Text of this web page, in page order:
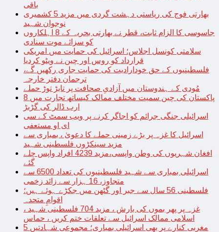
باقی
بھارتی فوج کی ریاستی دہشت گردی میں مزید 5 کشمیری
نوجوان شہید
جاسوسی کا الزام ثابت، قطر نے بھارتی بحریہ کے 8 اہلکاروں
کو سزائے موت سنادی
سلامتی کونسل اجلاس؛ اسرائیل کی حمایت میں امریکی
قرارداد کو روس اور چین نے ویٹو کردیا
فلسطینیوں کے حق خودارادیت کی حمایت جاری رکھیں گے،
ترجمان دفتر خارجہ
مُودی کے ہندوستان میں آزادیِ صحافت پر تابڑ توڑ حملے
پاکستان کی چین سمیت مختلف ممالک کیساتھ تجارت میں 8
ارب ڈالر کی گڑبڑ
اسرائیلی جنگی جرائم کو اجاگر کرنے پر ویب سمٹ کے سی
ای او مستعفی
اسرائیل کا غزہ پر بڑے زمینی حملے کا دعویٰ ، بمباری سے
مزید سینکڑوں فلسطینی شہید
افغان شہریوں کی وطن واپسی،مزید 4239 افراد واپس چلے
گئے
اسرائیلی بمباری سے شہید فلسطینیوں کی تعداد 6500 سے
متجاوز، 16 ہزار سے زائد زخمی
فلسطینی 56 سال سے جبر اور گٹھن میں جکڑے ہوئے ہیں؛
اقوامِ متحدہ
غزہ پر پھر بموں کی بارش ، مزید 704 فلسطینی شہید ،
اسلامی ممالک اسرائیل سے تعلقات ختم کریں ، حماس
مغربی کنارے پر بھی اسرائیلی بمباری؛ مجموعی شہادتیں 5